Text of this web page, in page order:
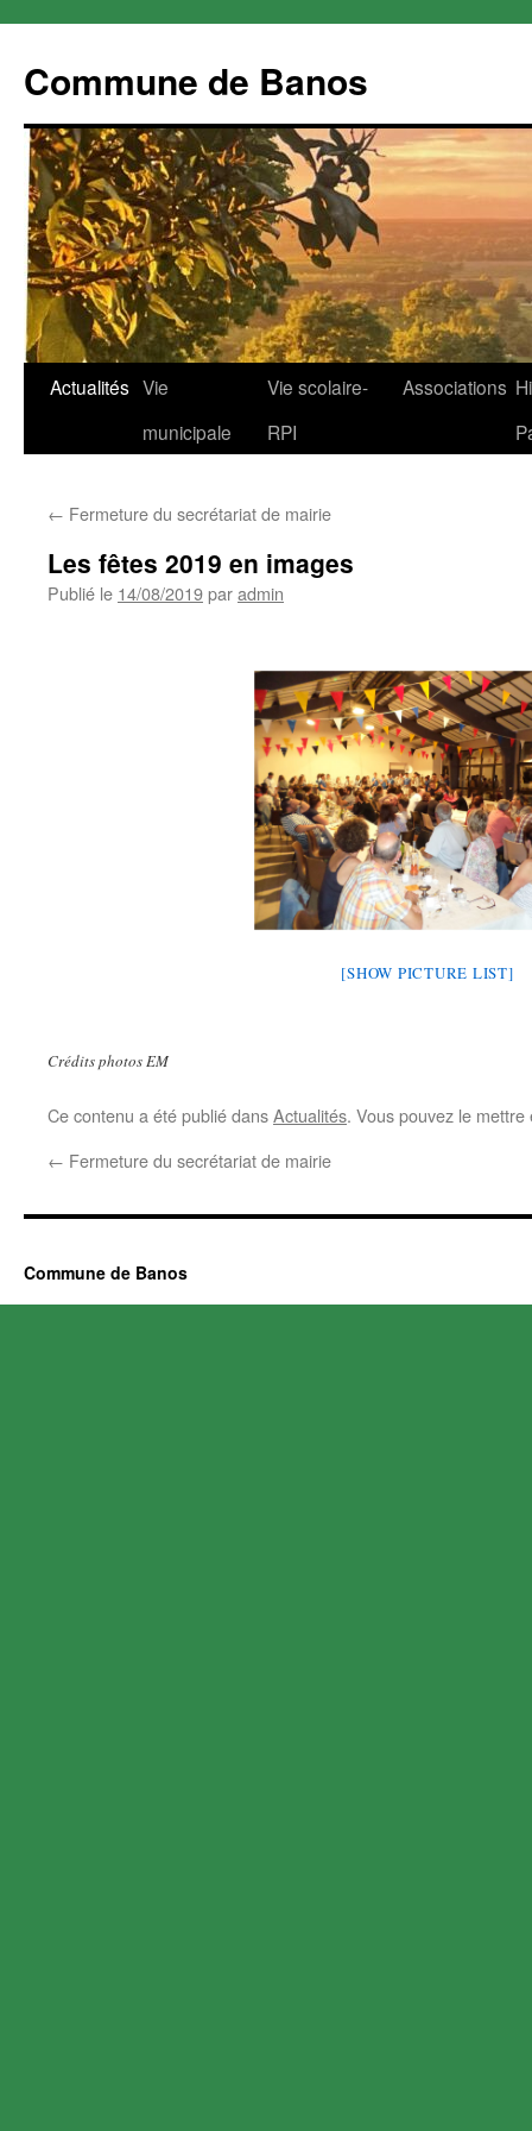
Commune de Banos
Aller
Actualités Vie
municipale
Vie scolaire-
RPI
Associations
← Fermeture du secrétariat de mairie
Les fêtes 2019 en images
Publié le 14/08/2019paradmin
[SHOW PICTURE LIST]
Crédits photos EM
Ce contenu a été publié dansActualités. Vous pouvez le
← Fermeture du secrétariat de mairie
Commune de Banos